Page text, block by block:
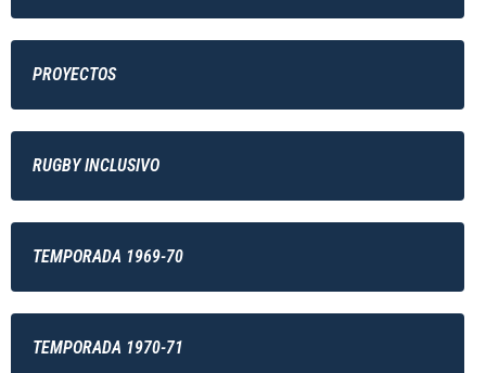
PROYECTOS
RUGBY INCLUSIVO
TEMPORADA 1969-70
TEMPORADA 1970-71